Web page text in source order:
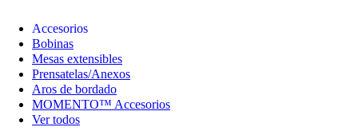
Accesorios
Bobinas
Mesas extensibles
Prensatelas/Anexos
Aros de bordado
MOMENTO™ Accesorios
Ver todos